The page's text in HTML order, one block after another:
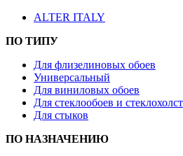
ALTER ITALY
ПО ТИПУ
Для флизелиновых обоев
Универсальный
Для виниловых обоев
Для стеклообоев и
Для стыков
ПО НАЗНАЧЕНИЮ